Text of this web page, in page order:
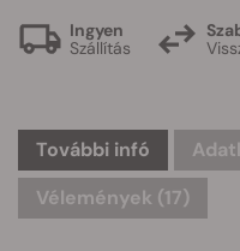
Ingyen
Szállítás
További infó
Vélemények (17)